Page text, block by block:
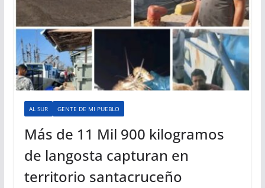
AL SUR GENTE DE MI PUEBLO
Más de 11 Mil 900 kilogramos
de langosta capturan en
territorio santacruceño